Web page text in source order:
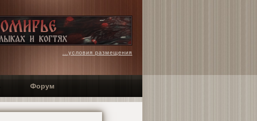
...условия размещения
Форум